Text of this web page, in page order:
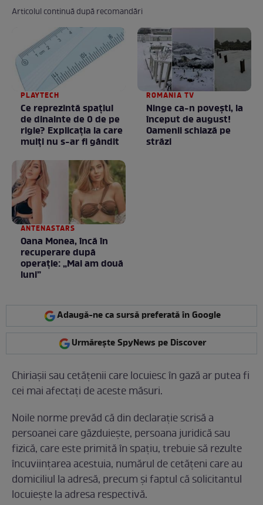
Articolul continuă după recomandări
PLAYTECH
Ce reprezintă spaţiul
de dinainte de 0 de pe
rigle? Explicaţia la care
mulţi nu s-ar fi gândit
ROMANIA TV
Ninge ca-n povești, la
început de august!
Oamenii schiază pe
străzi
ANTENASTARS
Oana Monea, încă în
recuperare după
operație: „Mai am două
luni”
Adaugă-ne ca sursă preferată în Google
Urmărește SpyNews pe Discover
Chiriașii sau cetățenii care locuiesc în gază ar putea fi
cei mai afectați de aceste măsuri.
Noile norme prevăd că din declarație scrisă a
persoanei care găzduiește, persoana juridică sau
fizică, care este primită în spațiu, trebuie să rezulte
încuviințarea acestuia, numărul de cetățeni care au
domiciliul la adresă, precum și faptul că solicitantul
locuiește la adresa respectivă.